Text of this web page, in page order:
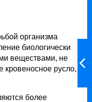
организма
биологически
веществами, не
кровеносное русло,
более